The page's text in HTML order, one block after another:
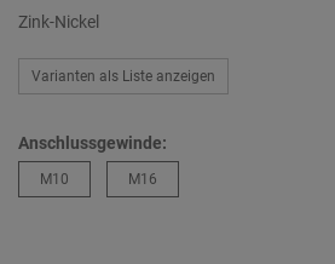
Zink-Nickel
Varianten als Liste anzeigen
Anschlussgewinde:
M10 M16